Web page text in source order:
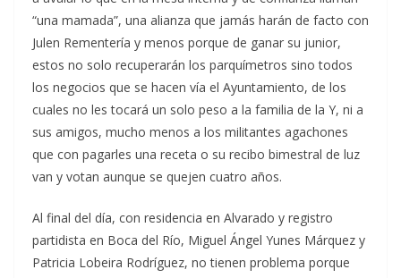
“una mamada”, una alianza que jamás harán de facto con
Julen Rementería y menos porque de ganar su junior,
estos no solo recuperarán los parquímetros sino todos
los negocios que se hacen vía el Ayuntamiento, de los
cuales no les tocará un solo peso a la familia de la Y, ni a
sus amigos, mucho menos a los militantes agachones
que con pagarles una receta o su recibo bimestral de luz
van y votan aunque se quejen cuatro años.
Al final del día, con residencia en Alvarado y registro
partidista en Boca del Río, Miguel Ángel Yunes Márquez y
Patricia Lobeira Rodríguez, no tienen problema porque